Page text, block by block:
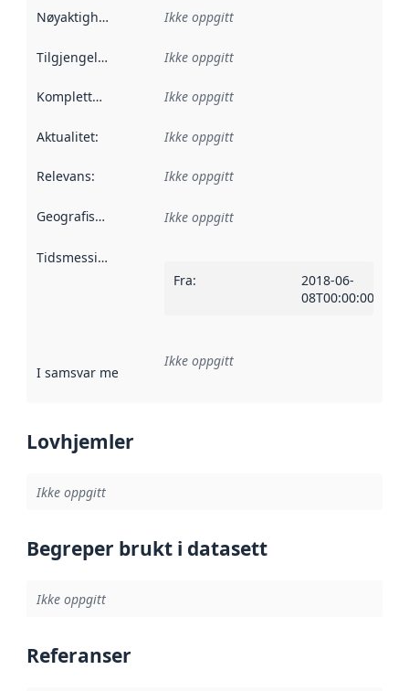
Nøyaktighet Ikke oppgitt
Tilgjengelighet Ikke oppgitt
Kompletthet Ikke oppgitt
Aktualitet: Ikke oppgitt
Relevans: Ikke oppgitt
Geografisk avgrensning :
Ikke oppgitt
Tidsmessig avgrensning
Fra:
2018-06-
08T00:00:00Z
I samsvar med Referanse til en implementasjonsregel
Ikke oppgitt
Lovhjemler
Ikke oppgitt
Begreper brukt i datasett
Ikke oppgitt
Referanser